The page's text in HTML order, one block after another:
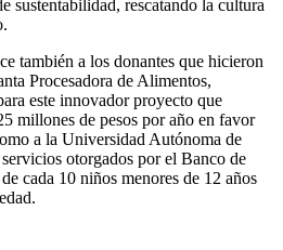
sustentabilidad, rescatando la cultura
también a los donantes que hicieron
Procesadora de Alimentos,
este innovador proyecto que
millones de pesos por año en favor
a la Universidad Autónoma de
otorgados por el Banco de
cada 10 niños menores de 12 años